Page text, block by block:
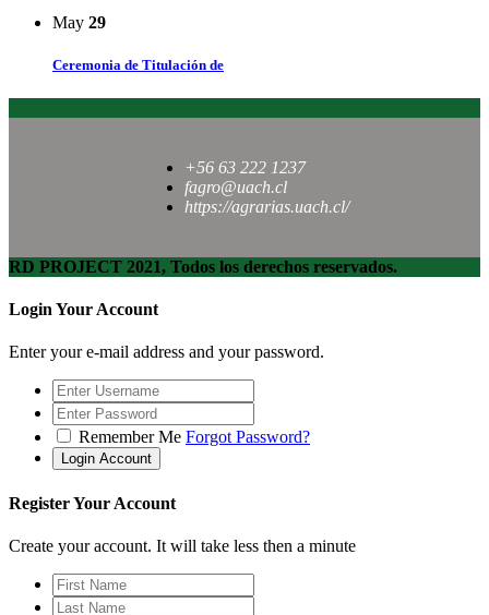
May 29
Ceremonia de Titulación de
+56 63 222 1237
fagro@uach.cl
https://agrarias.uach.cl/
RD PROJECT 2021, Todos los derechos reservados.
Login Your Account
Enter your e-mail address and your password.
Remember Me Forgot Password?
Register Your Account
Create your account. It will take less then a minute